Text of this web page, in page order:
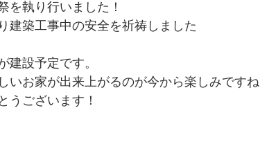
を執り行いました！
建築工事中の安全を祈祷しました
建設予定です。
いお家が出来上がるのが今から楽しみですね
うございます！